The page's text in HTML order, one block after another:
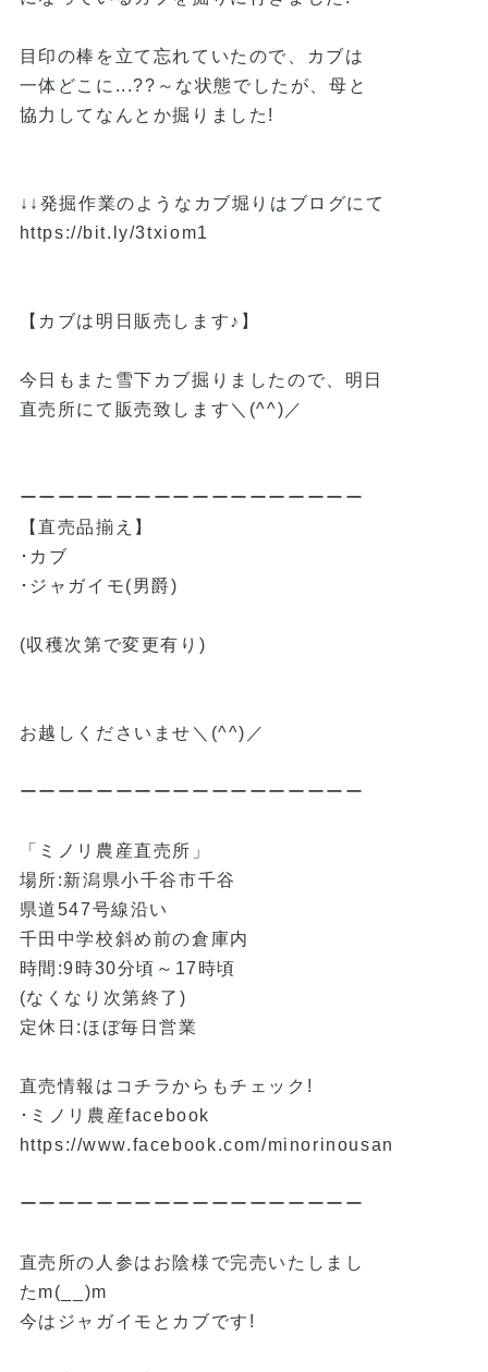
目印の棒を立て忘れていたので、カブは
一体どこに...??～な状態でしたが、母と
協力してなんとか掘りました!
↓↓発掘作業のようなカブ堀りはブログにて
https://bit.ly/3txiom1
【カブは明日販売します♪】
今日もまた雪下カブ掘りましたので、明日
直売所にて販売致します＼(^^)／
ーーーーーーーーーーーーーーーーーー
【直売品揃え】
･カブ
･ジャガイモ(男爵)
(収穫次第で変更有り)
お越しくださいませ＼(^^)／
ーーーーーーーーーーーーーーーーーー
「ミノリ農産直売所」
場所:新潟県小千谷市千谷
県道547号線沿い
千田中学校斜め前の倉庫内
時間:9時30分頃～17時頃
(なくなり次第終了)
定休日:ほぼ毎日営業
直売情報はコチラからもチェック!
･ミノリ農産facebook
https://www.facebook.com/minorinousan
ーーーーーーーーーーーーーーーーーー
直売所の人参はお陰様で完売いたしまし
たm(__)m
今はジャガイモとカブです!